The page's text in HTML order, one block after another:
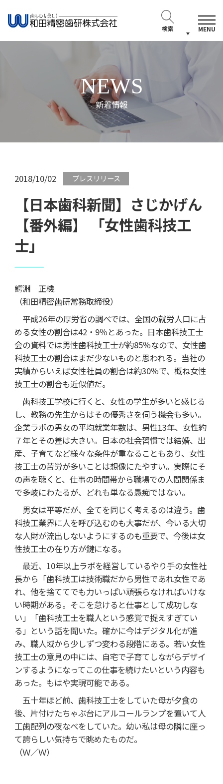
検索 MENU
NEWS
新着情報
2018/10/02 プレスリリース
【日本歯科新聞】さじかげん
【番外編】 「女性歯科技工
士」
鰐淵 正機
（和田精密歯研常務取締役）
平成26年の厚労省の調べでは、全国の就労人口に占
める女性の割合は42・9％とあった。日本歯科技工士
会の資料では男性歯科技工士が約85％なので、女性歯
科技工士の割合はまだ少ないものと思われる。当社の
実績からいえば女性社員の割合は約30％で、概ね女性
技工士の割合も近似値だ。
歯科技工学校に行くと、女性の学生が多いと感じる
し、教務の先生からはその優秀さを伺う機会も多い。
企業ラボの男女の平均就業年数は、男性13年、女性約
７年とその差は大きい。日本の社会習慣では結婚、出
産、子育てなど様々な条件が重なることもあり、女性
技工士の苦労が多いことは想像にたやすい。実際にそ
の声を聴くと、仕事の時間帯から職場での人間関係ま
で多岐にわたるが、どれも単なる愚痴ではない。
男女は平等だが、全てを同じく考えるのは違う。歯
科技工業界に人を呼び込むのも大事だが、今いる大切
な人財が流出しないようにするのも重要で、今後は女
性技工士の在り方が鍵になる。
最近、10年以上ラボを経営しているやり手の女性社
長から「歯科技工は技術職だから男性であれ女性であ
れ、他を捨ててでも力いっぱい頑張らなければいけな
い時期がある。そこを怠けると仕事として成功しな
い」「歯科技工士を職人という感覚で捉えすぎてい
る」という話を聞いた。確かに今はデジタル化が進
み、職人域から少しずつ変わる段階にある。若い女性
技工士の意見の中には、自宅で子育てしながらデザイ
ンするようになってこの仕事を続けたいという内容も
あった。もはや実現可能である。
五十年ほど前、歯科技工士をしていた母が夕食の
後、片付けたちゃぶ台にアルコールランプを置いて人
工歯配列の夜なべをしていた。幼い私は母の隣に座っ
て誇らしい気持ちで眺めたものだ。
（Ｗ／Ｗ）